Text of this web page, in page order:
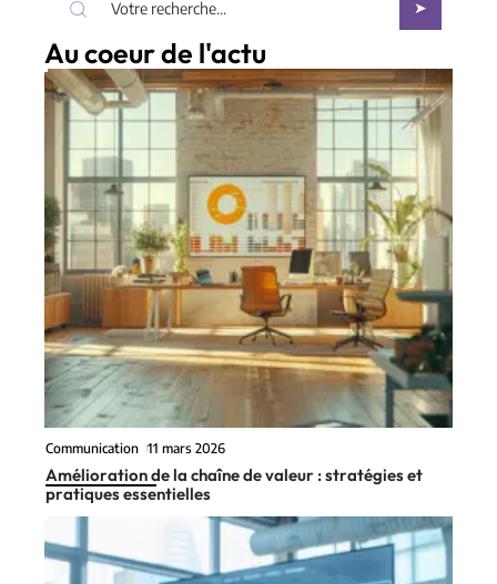
Au coeur de l'actu
Communication 11 mars 2026
Amélioration de la chaîne de valeur : stratégies et
pratiques essentielles